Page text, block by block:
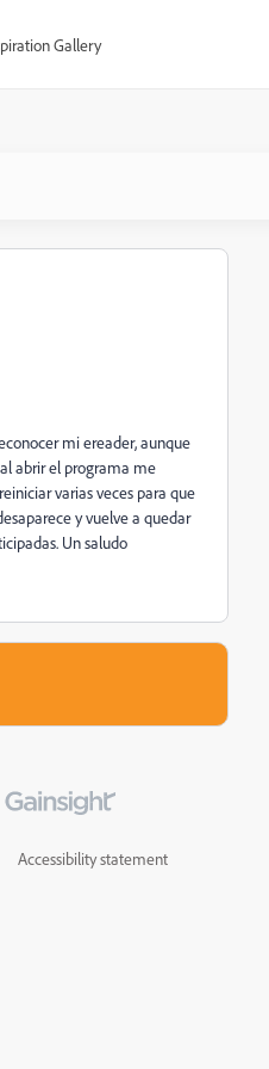
Gallery
mi ereader, aunque
abrir el programa me
varias veces para que
y vuelve a quedar
Un saludo
Accessibility statement